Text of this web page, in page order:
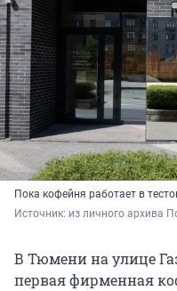
Пока кофейня работает в
Источник: из личного архива
В Тюмени на улице
первая фирменная